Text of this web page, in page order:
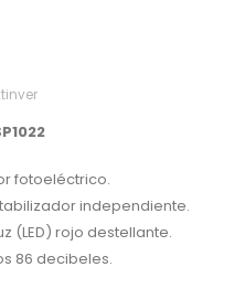
fotoeléctrico.
independiente.
(LED) rojo destellante.
86 decibeles.